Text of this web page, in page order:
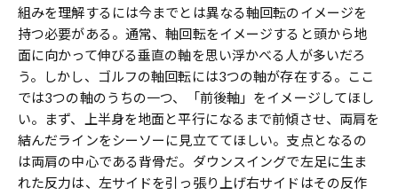
組みを理解するには今までとは異なる軸回転のイメージを
持つ必要がある。通常、軸回転をイメージすると頭から地
面に向かって伸びる垂直の軸を思い浮かべる人が多いだろ
う。しかし、ゴルフの軸回転には3つの軸が存在する。ここ
では3つの軸のうちの一つ、「前後軸」をイメージしてほし
い。まず、上半身を地面と平行になるまで前傾させ、両肩を
結んだラインをシーソーに見立ててほしい。支点となるの
は両肩の中心である背骨だ。ダウンスイングで左足に生ま
れた反力は、左サイドを引っ張り上げ右サイドはその反作